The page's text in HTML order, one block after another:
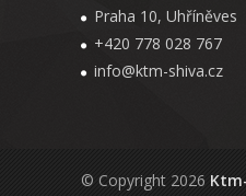
Praha 10, Uhříněves
+420 778 028 767
info@ktm-shiva.cz
© Copyright 2026